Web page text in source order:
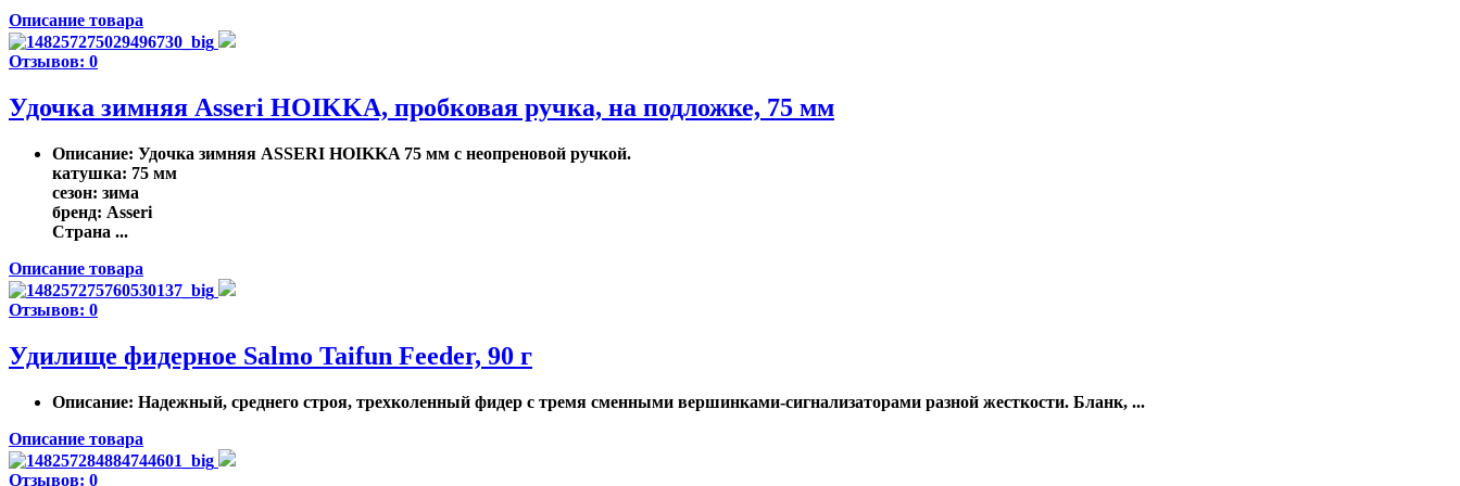
Описание товара
Отзывов: 0
Удочка зимняя Asseri HOIKKA, пробковая ручка, на подложке, 75 мм
Описание: Удочка зимняя ASSERI HOIKKA 75 мм с неопреновой ручкой.
катушка: 75 мм
сезон: зима
бренд: Asseri
Страна ...
Описание товара
Отзывов: 0
Удилище фидерное Salmo Taifun Feeder, 90 г
Описание: Надежный, среднего строя, трехколенный фидер с тремя сменными вершинками-сигнализаторами разной жесткости. Бланк, ...
Описание товара
Отзывов: 0